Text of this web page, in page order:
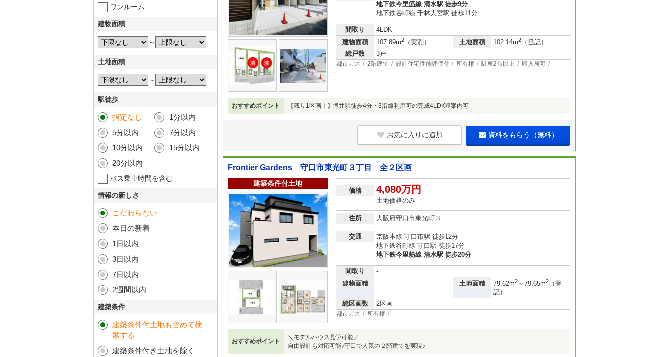
地下鉄今里筋線 清水駅 徒歩9分
地下鉄谷町線 千林大宮駅 徒歩11分
間取り
4LDK-
建物面積
107.89m2 （実測） 土地面積 102.14m2
（登記）
総戸数
3戸
都市ガス 2階建て 設計住宅性能評価付 所有権 駐車2台以上 即入居可
おすすめポイント 【残り1区画！】滝井駅徒歩4分・3沿線利用可の完成4LDK即案内可
お気に入りに追加 資料をもらう（無料）
Frontier Gardens 守口市東光町３丁目 全２区画
建築条件付土地
価格 4,080万円
土地価格のみ
住所 大阪府守口市東光町３
交通
京阪本線 守口市駅 徒歩12分
地下鉄谷町線 守口駅 徒歩17分
地下鉄今里筋線 清水駅 徒歩20分
間取り
-
建物面積
- 土地面積 79.62m2～79.65m2
（登
記）
総区画数
2区画
都市ガス 所有権
おすすめポイント
＼モデルハウス見学可能／
自由設計も対応可能♪守口で人気の２階建てを実現♪
ワンルーム
建物面積
～
土地面積
～
駅徒歩
指定なし
1分以内
5分以内
7分以内
10分以内
15分以内
20分以内
バス乗車時間を含む
情報の新しさ
こだわらない
本日の新着
1日以内
3日以内
7日以内
2週間以内
建築条件
建築条件付土地も含めて検
索する
建築条件付き土地を除く